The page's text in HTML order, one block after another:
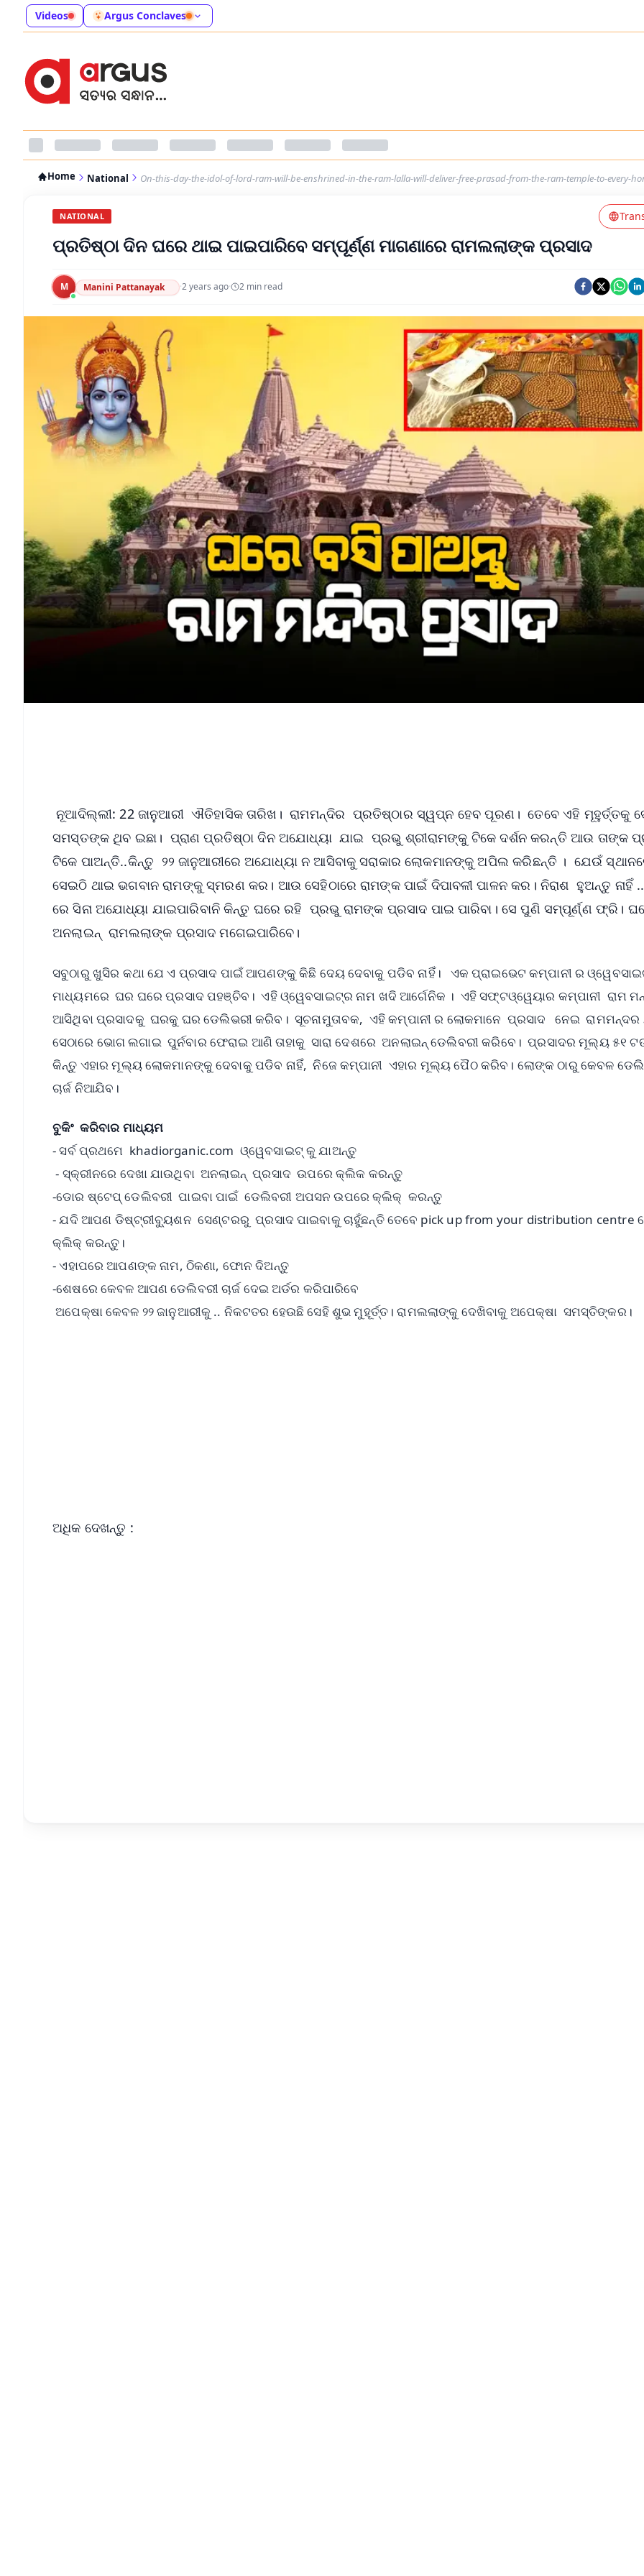
Videos Argus Conclaves
Home National On-this-day-the-idol-of-lord-ram-will-be-enshrined-in-the-ram-lalla-will-deliver-free-prasad-from-the-ram-temple-to-every-
NATIONAL
ପ୍ରତିଷ୍ଠା ଦିନ ଘରେ ଥାଇ ପାଇପାରିବେ ସମ୍ପୂର୍ଣ୍ଣ ମାଗଣାରେ ରାମଲଲାଙ୍କ ପ୍ରସାଦ
M Manini Pattanayak ·2 years ago· 2 min read
ନୂଆଦିଲ୍ଲୀ: 22 ଜାନୁଆରୀ ଐତିହାସିକ ତାରିଖ। ରାମମନ୍ଦିର ପ୍ରତିଷ୍ଠାର ସ୍ୱପ୍ନ ହେବ ପୂରଣ। ତେବେ ଏହି ମୂହୁର୍ତ୍ତକୁ
ସମସ୍ତଙ୍କ ଥିବ ଇଛା। ପ୍ରାଣ ପ୍ରତିଷ୍ଠା ଦିନ ଅଯୋଧ୍ୟା ଯାଇ ପ୍ରଭୁ ଶ୍ରୀରାମଙ୍କୁ ଟିକେ ଦର୍ଶନ କରନ୍ତି ଆଉ ତାଙ୍କ
ଟିକେ ପାଅନ୍ତି..କିନ୍ତୁ ୨୨ ଜାନୁଆରୀରେ ଅଯୋଧ୍ୟା ନ ଆସିବାକୁ ସରାକାର ଲୋକମାନଙ୍କୁ ଅପିଲ କରିଛନ୍ତି । ଯେଉଁ
ସେଇଠି ଥାଇ ଭଗବାନ ରାମଙ୍କୁ ସ୍ମରଣ କର। ଆଉ ସେହିଠାରେ ରାମଙ୍କ ପାଇଁ ଦିପାବଳୀ ପାଳନ କର। ନିରାଶ ହୁଅନ୍ତୁ ନାହିଁ
ରେ ସିନା ଅଯୋଧ୍ୟା ଯାଇପାରିବାନି କିନ୍ତୁ ଘରେ ରହି ପ୍ରଭୁ ରାମଙ୍କ ପ୍ରସାଦ ପାଇ ପାରିବା। ସେ ପୁଣି ସମ୍ପୂର୍ଣ୍ଣ ଫ୍ରି।
ଅନଲାଇନ୍‌ ରାମଲଲାଙ୍କ ପ୍ରସାଦ ମଗେଇପାରିବେ।
ସବୁଠାରୁ ଖୁସିର କଥା ଯେ ଏ ପ୍ରସାଦ ପାଇଁ ଆପଣଙ୍କୁ କିଛି ଦେୟ ଦେବାକୁ ପଡିବ ନାହିଁ। ଏକ ପ୍ରାଇଭେଟ କମ୍ପାନୀ ର
ମାଧ୍ୟମରେ ଘର ଘରେ ପ୍ରସାଦ ପହଞ୍ଚିବ। ଏହି ଓ୍ୱେବସାଇଟ୍‌ର ନାମ ଖଦି ଆର୍ଗେନିକ । ଏହି ସଫ୍ଟଓ୍ୱେୟାର କମ୍ପାନୀ ରାମ
ଆସିଥିବା ପ୍ରସାଦକୁ ଘରକୁ ଘର ଡେଲିଭରୀ କରିବ। ସୂଚନାମୁତାବକ, ଏହି କମ୍ପାନୀ ର ଲୋକମାନେ ପ୍ରସାଦ ନେଇ ରାମମନ୍ଦର
ସେଠାରେ ଭୋଗ ଲଗାଇ ପୁର୍ନବାର ଫେରାଇ ଆଣି ତାହାକୁ ସାରା ଦେଶରେ ଅନଲାଇନ୍ ଡେଲିବରୀ କରିବେ। ପ୍ରସାଦର ମୂଲ୍ୟ ୫୧
କିନ୍ତୁ ଏହାର ମୂଲ୍ୟ ଲୋକମାନଙ୍କୁ ଦେବାକୁ ପଡିବ ନାହିଁ, ନିଜେ କମ୍ପାନୀ ଏହାର ମୂଲ୍ୟ ପୈଠ କରିବ। ଲୋଙ୍କ ଠାରୁ କେବଳ
ଚାର୍ଜ ନିଆଯିବ।
ବୁକିଂ କରିବାର ମାଧ୍ୟମ
- ସର୍ବ ପ୍ରଥମେ khadiorganic.com ଓ୍ୱେବସାଇଟ୍‌ କୁ ଯାଅନ୍ତୁ
- ସ୍କ୍ରୀନରେ ଦେଖା ଯାଉଥିବା ଅନଲାଇନ୍‌ ପ୍ରସାଦ ଉପରେ କ୍ଲିକ କରନ୍ତୁ
-ଡୋର ଷ୍ଟେପ୍‌ ଡେଲିବରୀ ପାଇବା ପାଇଁ ଡେଲିବରୀ ଅପସନ ଉପରେ କ୍ଲିକ୍‌ କରନ୍ତୁ
- ଯଦି ଆପଣ ଡିଷ୍ଟ୍ରୀବ୍ୟୁଶନ ସେଣ୍ଟରରୁ ପ୍ରସାଦ ପାଇବାକୁ ଚାହୁଁଛନ୍ତି ତେବେ pick up from your distribution centre
କ୍ଲିକ୍ କରନ୍ତୁ।
- ଏହାପରେ ଆପଣଙ୍କ ନାମ, ଠିକଣା, ଫୋନ ଦିଅନ୍ତୁ
-ଶେଷରେ କେବଳ ଆପଣ ଡେଲିବରୀ ଚାର୍ଜ ଦେଇ ଅର୍ଡର କରିପାରିବେ
ଅପେକ୍ଷା କେବଳ ୨୨ ଜାନୁଆରୀକୁ .. ନିକଟତର ହେଉଛି ସେହି ଶୁଭ ମୁହୂର୍ତ୍ତ। ରାମଲଲାଙ୍କୁ ଦେଖିବାକୁ ଅପେକ୍ଷା ସମସ୍ତିଙ୍କର।
ଅଧିକ ଦେଖନ୍ତୁ :